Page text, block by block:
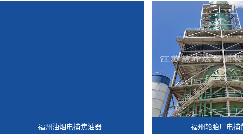
福州油烟电捕焦油器 福州轮胎厂电捕焦油器